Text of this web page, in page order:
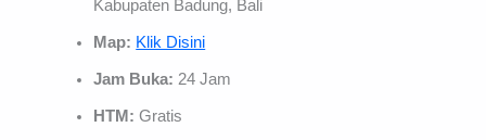
Kabupaten Badung, Bali
Map: Klik Disini
Jam Buka:24 Jam
HTM:Gratis